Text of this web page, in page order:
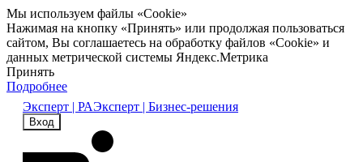
Мы используем файлы «Cookie»
Нажимая на кнопку «Принять» или продолжая пользоваться
сайтом, Вы соглашаетесь на обработку файлов «Cookie» и
данных метрической системы Яндекс.Метрика
Принять
Подробнее
Эксперт | РАЭксперт | Бизнес-решения
Вход